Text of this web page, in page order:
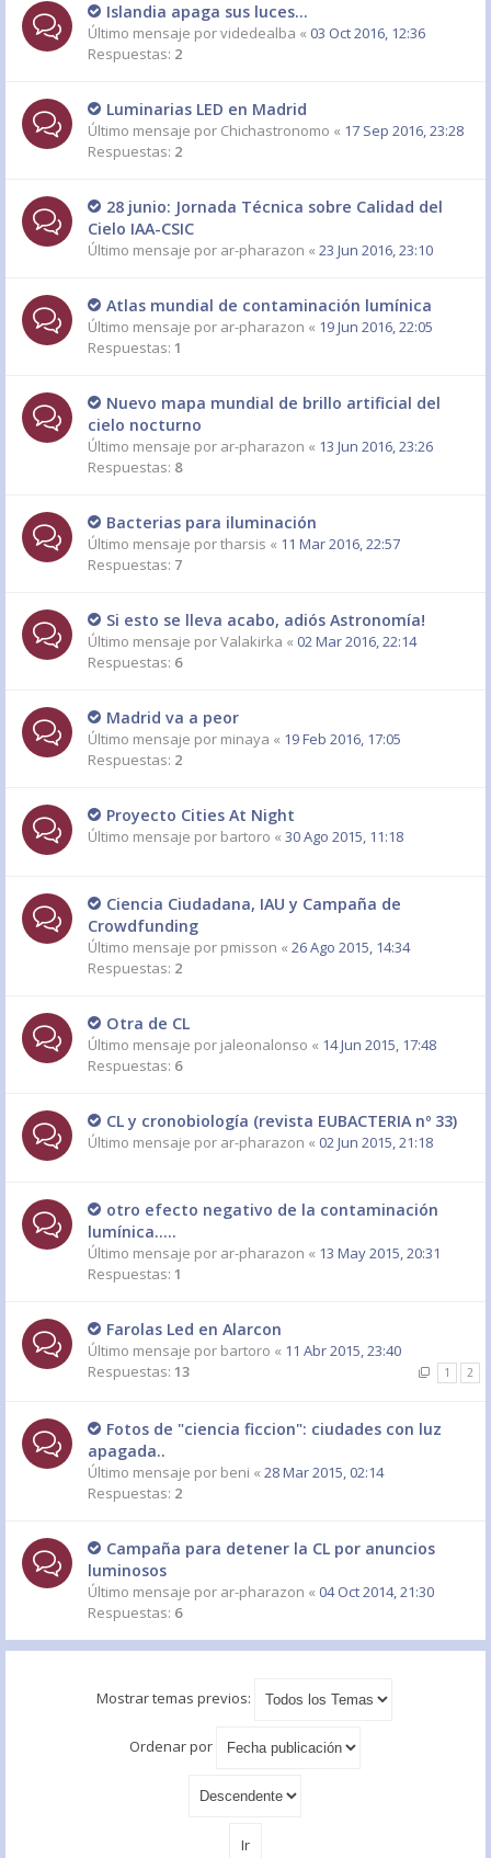
Islandia apaga sus luces...
Último mensaje porvidedealba « 03 Oct 2016, 12:36
Respuestas: 2
Luminarias LED en Madrid
Último mensaje por Chichastronomo « 17 Sep 2016, 23:28
Respuestas: 2
28 junio: Jornada Técnica sobre Calidad del
Cielo IAA-CSIC
Último mensaje por ar-pharazon « 23 Jun 2016, 23:10
Atlas mundial de contaminación lumínica
Último mensaje por ar-pharazon « 19 Jun 2016, 22:05
Respuestas: 1
Nuevo mapa mundial de brillo artificial del
cielo nocturno
Último mensaje por ar-pharazon « 13 Jun 2016, 23:26
Respuestas: 8
Bacterias para iluminación
Último mensaje portharsis « 11 Mar 2016, 22:57
Respuestas: 7
Si esto se lleva acabo, adiós Astronomía!
Último mensaje porValakirka « 02 Mar 2016, 22:14
Respuestas: 6
Madrid va a peor
Último mensaje por minaya « 19 Feb 2016, 17:05
Respuestas: 2
Proyecto Cities At Night
Último mensaje por bartoro « 30 Ago 2015, 11:18
Ciencia Ciudadana, IAU y Campaña de
Crowdfunding
Último mensaje por pmisson « 26 Ago 2015, 14:34
Respuestas: 2
Otra de CL
Último mensaje por jaleonalonso « 14 Jun 2015, 17:48
Respuestas: 6
CL y cronobiología (revista EUBACTERIA nº 33)
Último mensaje por ar-pharazon « 02 Jun 2015, 21:18
otro efecto negativo de la contaminación
lumínica.....
Último mensaje por ar-pharazon « 13 May 2015, 20:31
Respuestas: 1
Farolas Led en Alarcon
Último mensaje por bartoro « 11 Abr 2015, 23:40
Respuestas: 13 1 2
Fotos de "ciencia ficcion": ciudades con luz
apagada..
Último mensaje por beni « 28 Mar 2015, 02:14
Respuestas: 2
Campaña para detener la CL por anuncios
luminosos
Último mensaje por ar-pharazon « 04 Oct 2014, 21:30
Respuestas: 6
Mostrar temas previos:
Ordenar por